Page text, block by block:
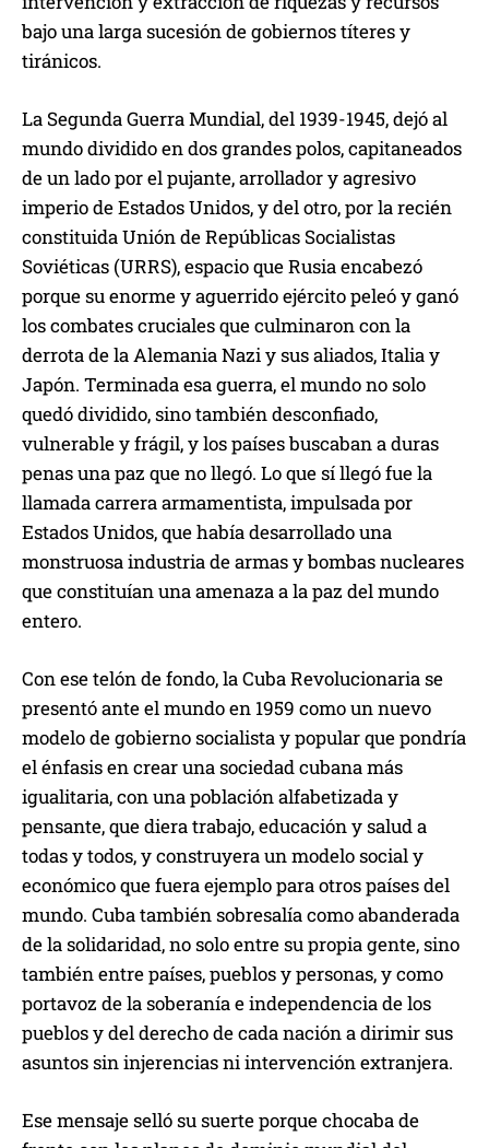
bajo una larga sucesión de gobiernos títeres y
tiránicos.
La Segunda Guerra Mundial, del 1939-1945, dejó al
mundo dividido en dos grandes polos, capitaneados
de un lado por el pujante, arrollador y agresivo
imperio de Estados Unidos, y del otro, por la recién
constituida Unión de Repúblicas Socialistas
Soviéticas (URRS), espacio que Rusia encabezó
porque su enorme y aguerrido ejército peleó y ganó
los combates cruciales que culminaron con la
derrota de la Alemania Nazi y sus aliados, Italia y
Japón. Terminada esa guerra, el mundo no solo
quedó dividido, sino también desconfiado,
vulnerable y frágil, y los países buscaban a duras
penas una paz que no llegó. Lo que sí llegó fue la
llamada carrera armamentista, impulsada por
Estados Unidos, que había desarrollado una
monstruosa industria de armas y bombas nucleares
que constituían una amenaza a la paz del mundo
entero.
Con ese telón de fondo, la Cuba Revolucionaria se
presentó ante el mundo en 1959 como un nuevo
modelo de gobierno socialista y popular que pondría
el énfasis en crear una sociedad cubana más
igualitaria, con una población alfabetizada y
pensante, que diera trabajo, educación y salud a
todas y todos, y construyera un modelo social y
económico que fuera ejemplo para otros países del
mundo. Cuba también sobresalía como abanderada
de la solidaridad, no solo entre su propia gente, sino
también entre países, pueblos y personas, y como
portavoz de la soberanía e independencia de los
pueblos y del derecho de cada nación a dirimir sus
asuntos sin injerencias ni intervención extranjera.
Ese mensaje selló su suerte porque chocaba de